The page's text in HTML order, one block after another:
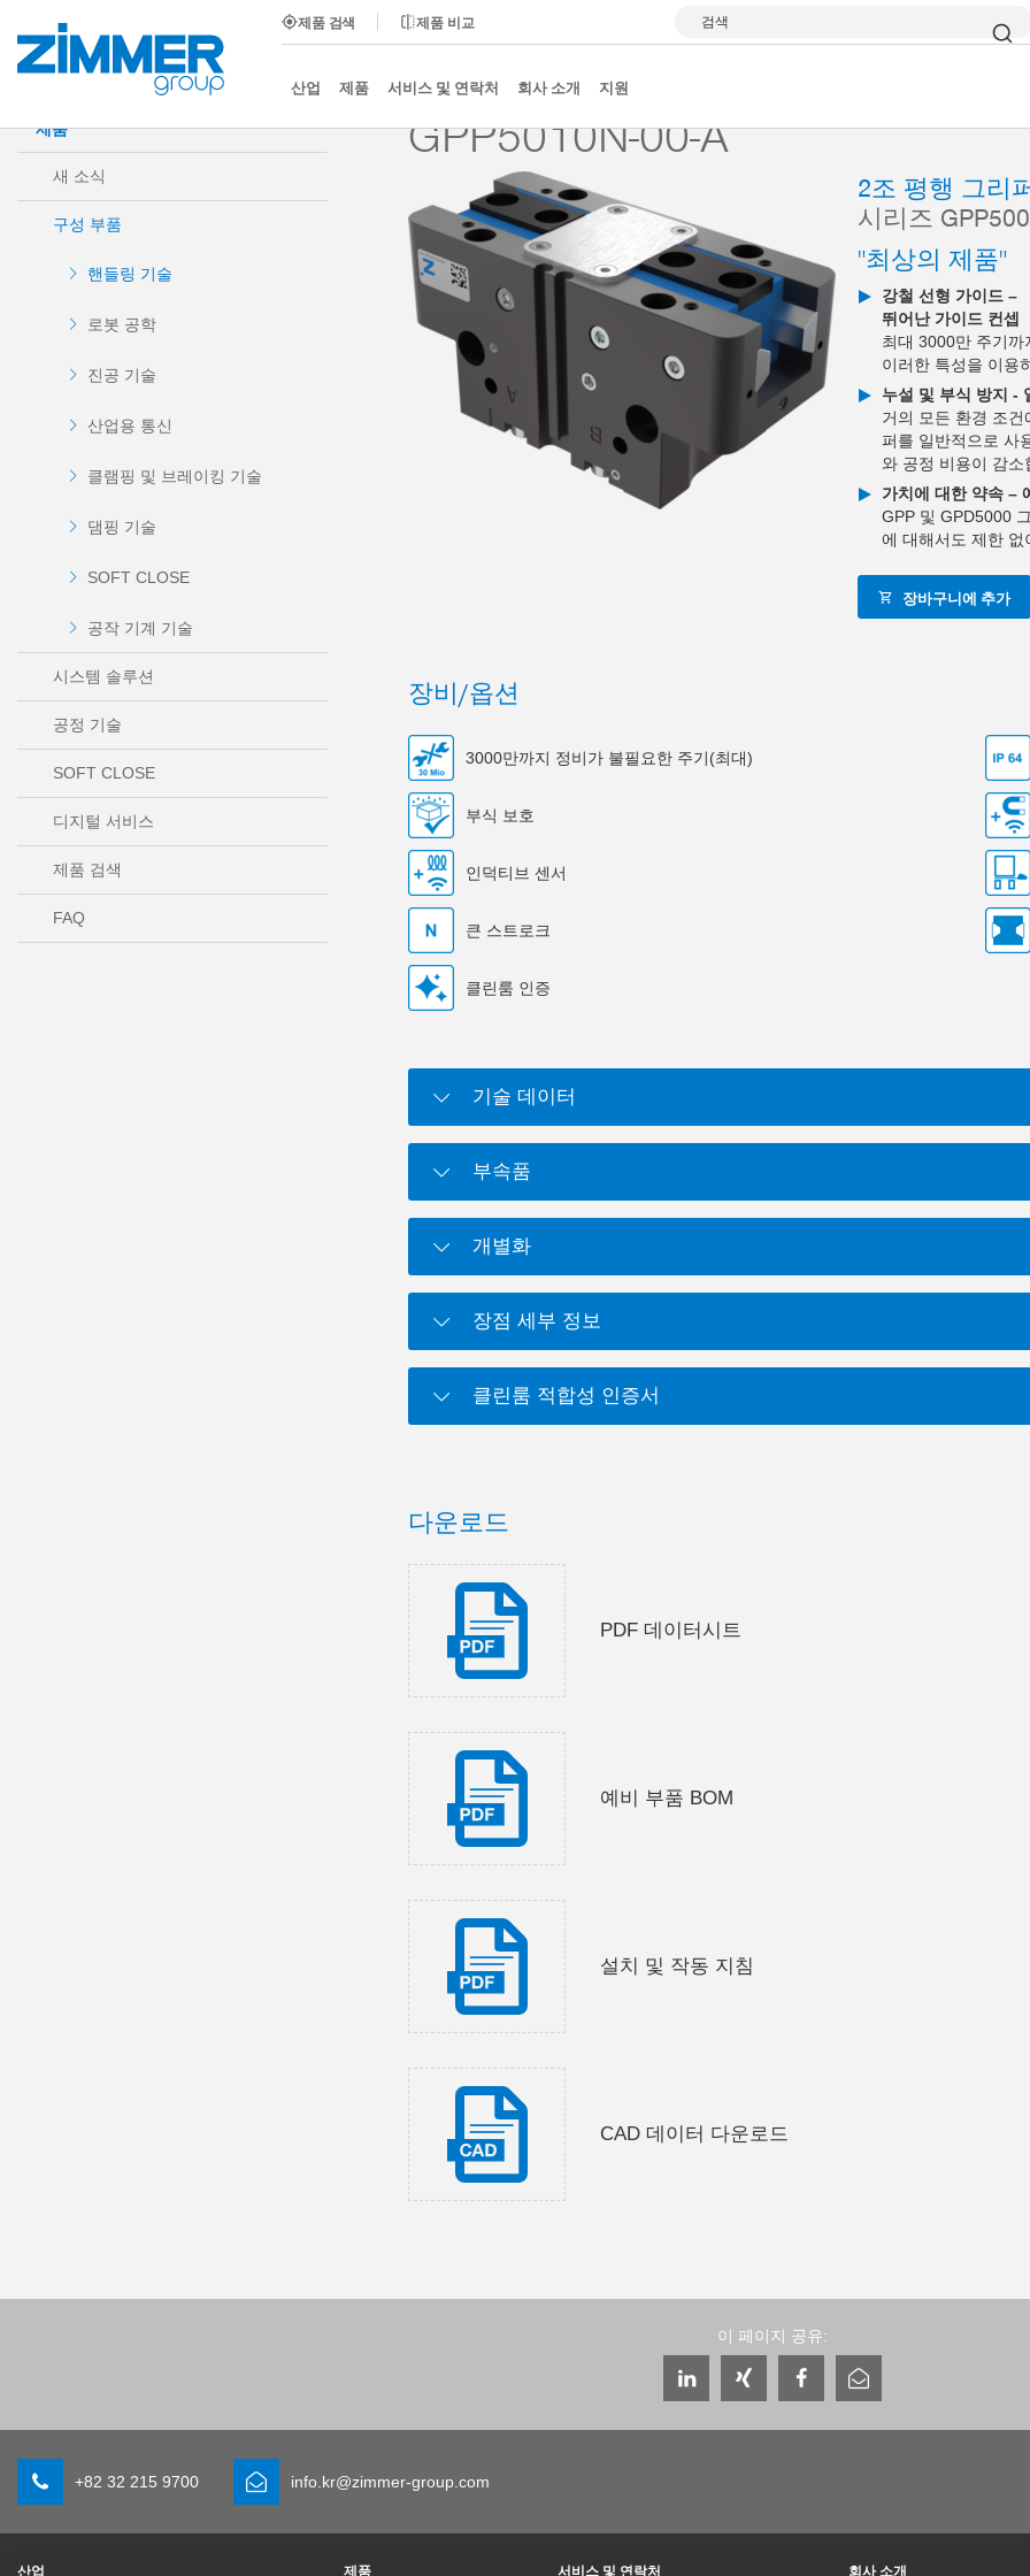
제품 검색 제품 비교 검색
산업 제품 서비스 및 연락처 회사 소개 지원
시작 제품 구성 부품 핸들링 기술 2-조 평행 그리퍼 시리즈 GPP5000 GPP5010N-00-A
제품
새 소식
구성 부품
핸들링 기술
로봇 공학
진공 기술
산업용 통신
클램핑 및 브레이킹 기술
댐핑 기술
SOFT CLOSE
공작 기계 기술
시스템 솔루션
공정 기술
SOFT CLOSE
디지털 서비스
제품 검색
FAQ
GPP5010N-00-A
2조 평행 그리
시리즈
"최상의 제품"
강철 선형 가이드 –
뛰어난 가이드 컨셉
최대 3000만 주기까
이러한 특성을 이용
누설 및 부식 방지 -
거의 모든 환경 조
퍼를 일반적으로 사
와 공정 비용이 감소
가치에 대한 약속 –
GPP 및 GPD5000
에 대해서도 제한
장바구니에 추가
장비/옵션
3000만까지 정비가 불필요한 주기(최대)
부식 보호
인덕티브 센서
큰 스트로크
클린룸 인증
기술 데이터
부속품
개별화
장점 세부 정보
클린룸 적합성 인증서
다운로드
PDF 데이터시트
예비 부품 BOM
설치 및 작동 지침
CAD 데이터 다운로드
이 페이지 공유:
+82 32 215 9700 info.kr@zimmer-group.com
산업 제품 서비스 및 연락처 회사 소개